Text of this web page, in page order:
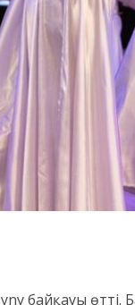
байқауы өтті.